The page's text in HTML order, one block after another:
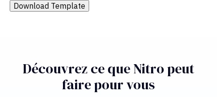
Download Template
Découvrez ce que Nitro peut
faire pour vous